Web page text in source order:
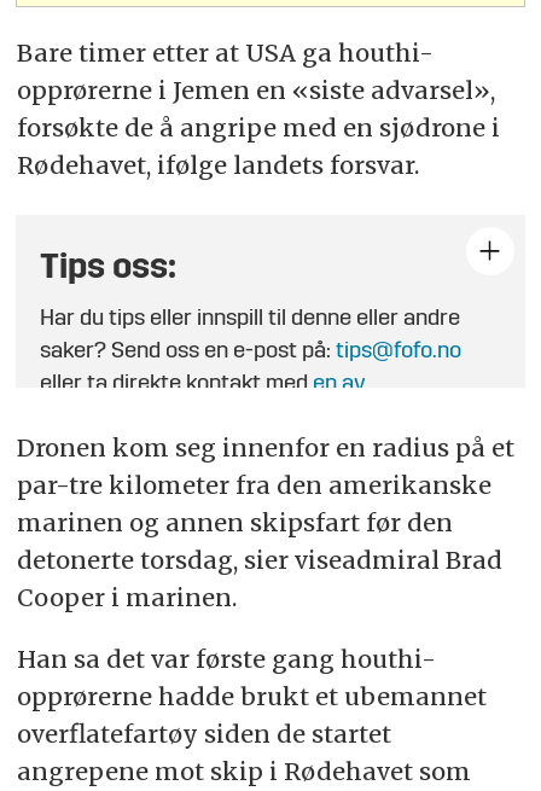
Bare timer etter at USA ga houthi-
opprørerne i Jemen en «siste advarsel»,
forsøkte de å angripe med en sjødrone i
Rødehavet, ifølge landets forsvar.
Tips oss:
Har du tips eller innspill til denne eller andre
saker? Send oss en e-post på:tips@fofo.no
eller ta direkte kontakt med en av
Dronen kom seg innenfor en radius på et
par-tre kilometer fra den amerikanske
marinen og annen skipsfart før den
detonerte torsdag, sier viseadmiral Brad
Cooper i marinen.
Han sa det var første gang houthi-
opprørerne hadde brukt et ubemannet
overflatefartøy siden de startet
angrepene mot skip i Rødehavet som